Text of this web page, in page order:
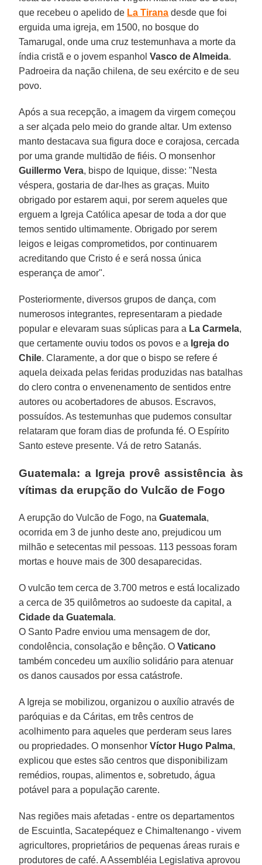
que recebeu o apelido de La Tirana desde que foi
erguida uma igreja, em 1500, no bosque do
Tamarugal, onde uma cruz testemunhava a morte da
índia cristã e o jovem espanholVasco de Almeida.
Padroeira da nação chilena, de seu exército e de seu
povo.
Após a sua recepção, a imagem da virgem começou
a ser alçada pelo meio do grande altar. Um extenso
manto destacava sua figura doce e corajosa, cercada
por uma grande multidão de fiéis. O monsenhor
Guillermo Vera, bispo de Iquique, disse: "Nesta
véspera, gostaria de dar-lhes as graças. Muito
obrigado por estarem aqui, por serem aqueles que
erguem a Igreja Católica apesar de toda a dor que
temos sentido ultimamente. Obrigado por serem
leigos e leigas comprometidos, por continuarem
acreditando que Cristo é e será nossa única
esperança de amor".
Posteriormente, diversos grupos de dança, com
numerosos integrantes, representaram a piedade
popular e elevaram suas súplicas para a La Carmela,
que certamente ouviu todos os povos e a Igreja do
Chile. Claramente, a dor que o bispo se refere é
aquela deixada pelas feridas produzidas nas batalhas
do clero contra o envenenamento de sentidos entre
autores ou acobertadores de abusos. Escravos,
possuídos. As testemunhas que pudemos consultar
relataram que foram dias de profunda fé. O Espírito
Santo esteve presente. Vá de retro Satanás.
Guatemala: a Igreja provê assistência às
vítimas da erupção do Vulcão de Fogo
A erupção do Vulcão de Fogo, naGuatemala,
ocorrida em 3 de junho deste ano, prejudicou um
milhão e setecentas mil pessoas. 113 pessoas foram
mortas e houve mais de 300 desaparecidas.
O vulcão tem cerca de 3.700 metros e está localizado
a cerca de 35 quilômetros ao sudoeste da capital, a
Cidade da Guatemala.
O Santo Padre enviou uma mensagem de dor,
condolência, consolação e bênção. OVaticano
também concedeu um auxílio solidário para atenuar
os danos causados por essa catástrofe.
A Igreja se mobilizou, organizou o auxílio através de
paróquias e da Cáritas, em três centros de
acolhimento para aqueles que perderam seus lares
ou propriedades. O monsenhorVíctor Hugo Palma,
explicou que estes são centros que disponibilizam
remédios, roupas, alimentos e, sobretudo, água
potável para a população carente.
Nas regiões mais afetadas - entre os departamentos
de Escuintla, Sacatepéquez e Chimaltenango - vivem
agricultores, proprietários de pequenas áreas rurais e
produtores de café. A Assembléia Legislativa aprovou